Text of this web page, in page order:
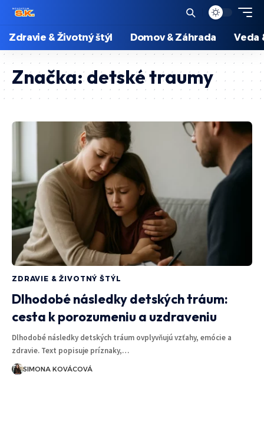
Zdravie & Životný štýl Domov & Záhrada Veda
Značka:detské traumy
ZDRAVIE & ŽIVOTNÝ ŠTÝL
Dlhodobé následky detských tráum:
cesta k porozumeniu a uzdraveniu
Dlhodobé následky detských tráum ovplyvňujú vzťahy, emócie a
zdravie. Text popisuje príznaky,…
SIMONA KOVÁCOVÁ